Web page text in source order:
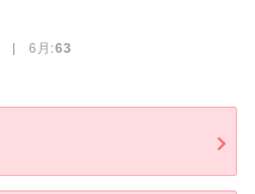
| 6月:63